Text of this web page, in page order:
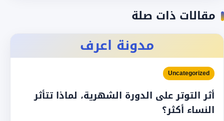
مقالات ذات صلة
مدونة اعرف
Uncategorized
أثر التوتر على الدورة الشهرية، لماذا تتأثر
النساء أكثر؟